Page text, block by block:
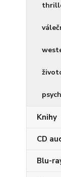
Knihy
CD
Blu-